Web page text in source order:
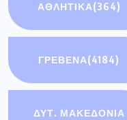
ΑΘΛΗΤΙΚΑ(364)
ΓΡΕΒΕΝΑ(4184)
ΔΥΤ. ΜΑΚΕΔΟΝΙΑ